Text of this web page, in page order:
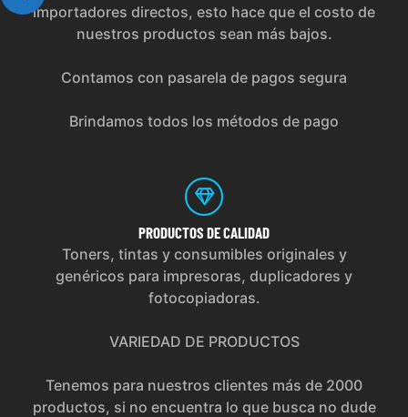
importadores directos, esto hace que el costo de
nuestros productos sean más bajos.
Contamos con pasarela de pagos segura
Brindamos todos los métodos de pago
PRODUCTOS DE CALIDAD
Toners, tintas y consumibles originales y
genéricos para impresoras, duplicadores y
fotocopiadoras.
VARIEDAD DE PRODUCTOS
Tenemos para nuestros clientes más de 2000
productos, si no encuentra lo que busca no dude